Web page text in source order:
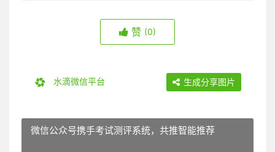
赞 (0)
水滴微信平台 生成分享图片
微信公众号携手考试测评系统，共推智能推荐